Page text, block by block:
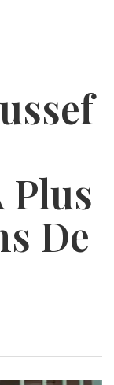
Plus
De